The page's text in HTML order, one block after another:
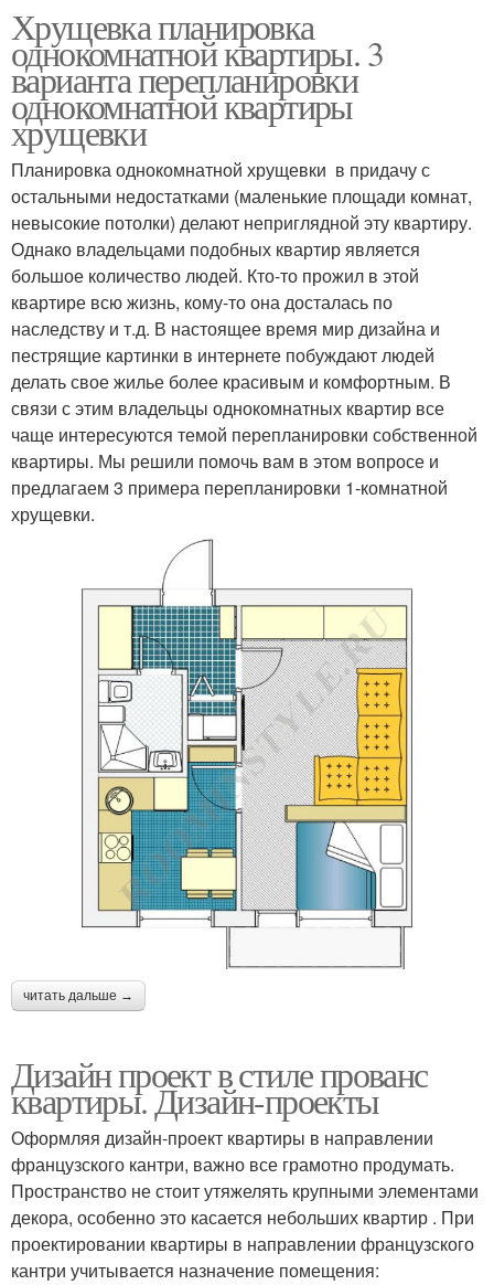
Хрущевка планировка
однокомнатной квартиры. 3
варианта перепланировки
однокомнатной квартиры
хрущевки
Планировка однокомнатной хрущевки в придачу с
остальными недостатками (маленькие площади комнат,
невысокие потолки) делают неприглядной эту квартиру.
Однако владельцами подобных квартир является
большое количество людей. Кто-то прожил в этой
квартире всю жизнь, кому-то она досталась по
наследству и т.д. В настоящее время мир дизайна и
пестрящие картинки в интернете побуждают людей
делать свое жилье более красивым и комфортным. В
связи с этим владельцы однокомнатных квартир все
чаще интересуются темой перепланировки собственной
квартиры. Мы решили помочь вам в этом вопросе и
предлагаем 3 примера перепланировки 1-комнатной
хрущевки.
читать дальше →
Дизайн проект в стиле прованс
квартиры. Дизайн-проекты
Оформляя дизайн-проект квартиры в направлении
французского кантри, важно все грамотно продумать.
Пространство не стоит утяжелять крупными элементами
декора, особенно это касается небольших квартир . При
проектировании квартиры в направлении французского
кантри учитывается назначение помещения: